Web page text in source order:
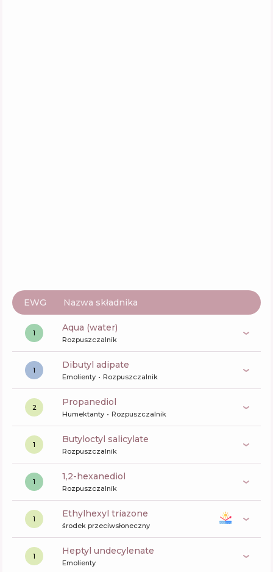
EWG Nazwa składnika
1 aqua (water)
Rozpuszczalnik
1 dibutyl adipate
Emolienty Rozpuszczalnik
2 propanediol
Humektanty Rozpuszczalnik
1 butyloctyl salicylate
Rozpuszczalnik
1 1,2-hexanediol
Rozpuszczalnik
1 ethylhexyl triazone
środek przeciwsłoneczny
1 heptyl undecylenate
Emolienty